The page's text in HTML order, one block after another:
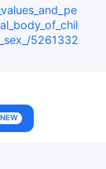
5261332
NEW